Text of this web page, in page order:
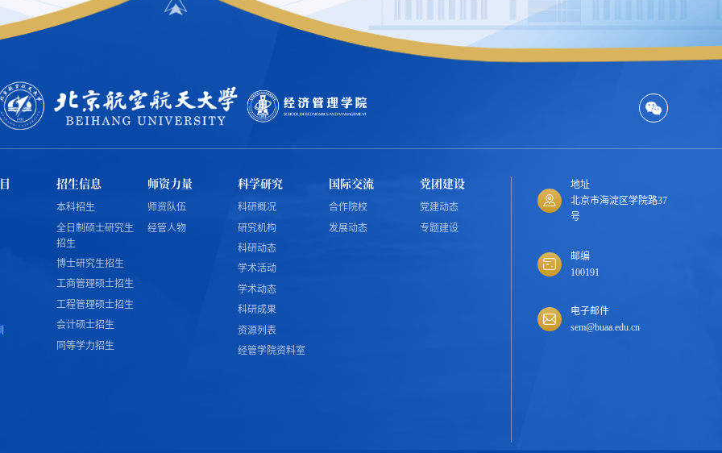
招生信息
本科招生
全日制硕士研究生
招生
博士研究生招生
工商管理硕士招生
工程管理硕士招生
会计硕士招生
同等学力招生
师资力量
师资队伍
经管人物
科学研究
科研概况
研究机构
科研动态
学术活动
学术动态
科研成果
资源列表
经管学院资料室
国际交流
合作院校
发展动态
党团建设
党建动态
专题建设
地址
北京市海淀区学院路37
号
邮编
100191
电子邮件
sem@buaa.edu.cn